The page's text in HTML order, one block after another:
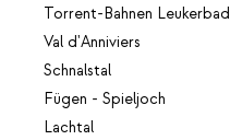
Torrent-Bahnen Leukerbad
Val d'Anniviers
Schnalstal
Fügen - Spieljoch
Lachtal